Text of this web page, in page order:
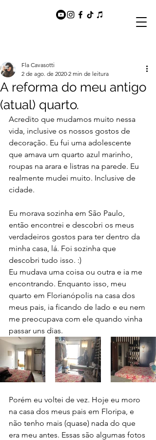
A reforma do meu antigo
(atual) quarto.
Fla Cavasotti
2 de ago. de 2020 2 min de leitura
Acredito que mudamos muito nessa
vida, inclusive os nossos gostos de
decoração. Eu fui uma adolescente
que amava um quarto azul marinho,
roupas na arara e listras na parede. Eu
realmente mudei muito. Inclusive de
cidade.
Eu morava sozinha em São Paulo,
então encontrei e descobri os meus
verdadeiros gostos para ter dentro da
minha casa, lá. Foi sozinha que
descobri tudo isso. :)
Eu mudava uma coisa ou outra e ia me
encontrando. Enquanto isso, meu
quarto em Florianópolis na casa dos
meus pais, ia ficando de lado e eu nem
me preocupava com ele quando vinha
passar uns dias.
Porém eu voltei de vez. Hoje eu moro
na casa dos meus pais em Floripa, e
não tenho mais (quase) nada do que
era meu antes. Essas são algumas fotos